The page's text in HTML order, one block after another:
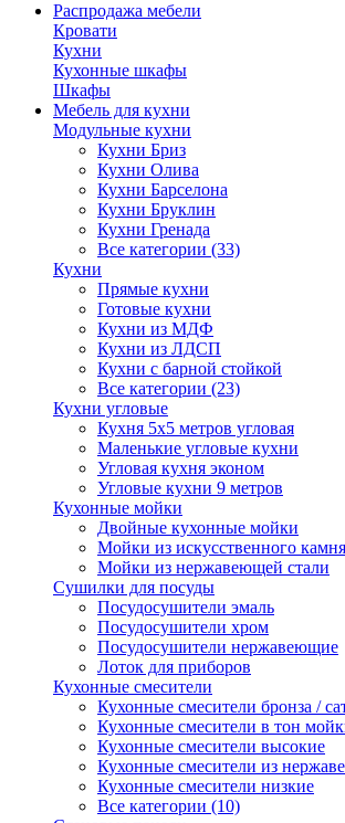
Распродажа мебели
Кровати
Кухни
Кухонные шкафы
Шкафы
Мебель для кухни
Модульные кухни
Кухни Бриз
Кухни Олива
Кухни Барселона
Кухни Бруклин
Кухни Гренада
Все категории (33)
Кухни
Прямые кухни
Готовые кухни
Кухни из МДФ
Кухни из ЛДСП
Кухни с барной стойкой
Все категории (23)
Кухни угловые
Кухня 5х5 метров угловая
Маленькие угловые кухни
Угловая кухня эконом
Угловые кухни 9 метров
Кухонные мойки
Двойные кухонные мойки
Мойки из искусственного камня
Мойки из нержавеющей стали
Сушилки для посуды
Посудосушители эмаль
Посудосушители хром
Посудосушители нержавеющие
Лоток для приборов
Кухонные смесители
Кухонные смесители бронза /
Кухонные смесители в тон
Кухонные смесители высокие
Кухонные смесители из
Кухонные смесители низкие
Все категории (10)